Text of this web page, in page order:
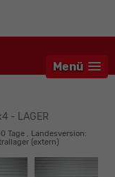
Menü
- LAGER
Tage , Landesversion:
(extern)